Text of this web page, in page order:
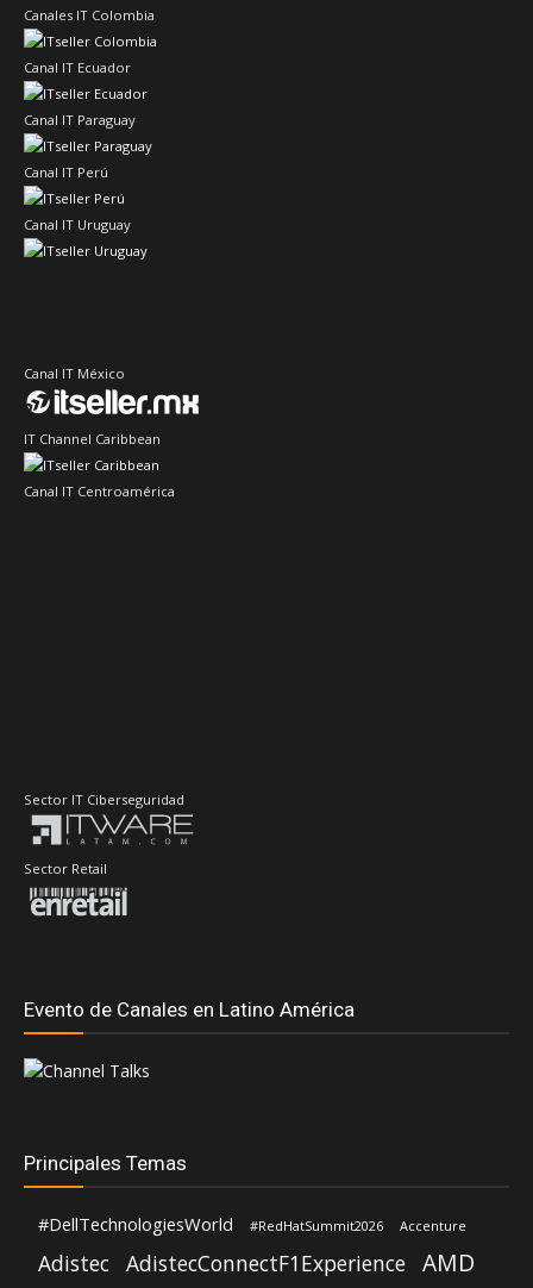
Canales IT Colombia
Canal IT Ecuador
Canal IT Paraguay
Canal IT Perú
Canal IT Uruguay
Canal IT México
IT Channel Caribbean
Canal IT Centroamérica
Sector IT Ciberseguridad
Sector Retail
Evento de Canales en Latino América
Principales Temas
#DellTechnologiesWorld #RedHatSummit2026 Accenture
Adistec AdistecConnectF1Experience AMD